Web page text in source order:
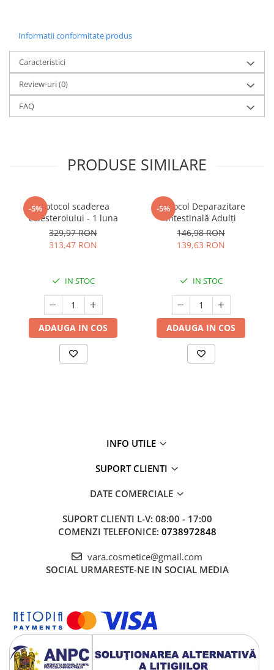
Informatii conformitate produs
Caracteristici
Review-uri(0)
FAQ
PRODUSE SIMILARE
-5%Protocol scaderea
colesterolului - 1 luna
329,97 RON
313,47 RON
IN STOC
ADAUGA IN COS
-5%
Protocol Deparazitare
Intestinală Adulți
146,98 RON
139,63 RON
IN STOC
ADAUGA IN COS
INFO UTILE
SUPORT CLIENTI
DATE COMERCIALE
SUPORT CLIENTI L-V: 08:00 - 17:00
COMENZI TELEFONICE: 0738972848
vara.cosmetice@gmail.com
SOCIAL URMARESTE-NE IN SOCIAL MEDIA